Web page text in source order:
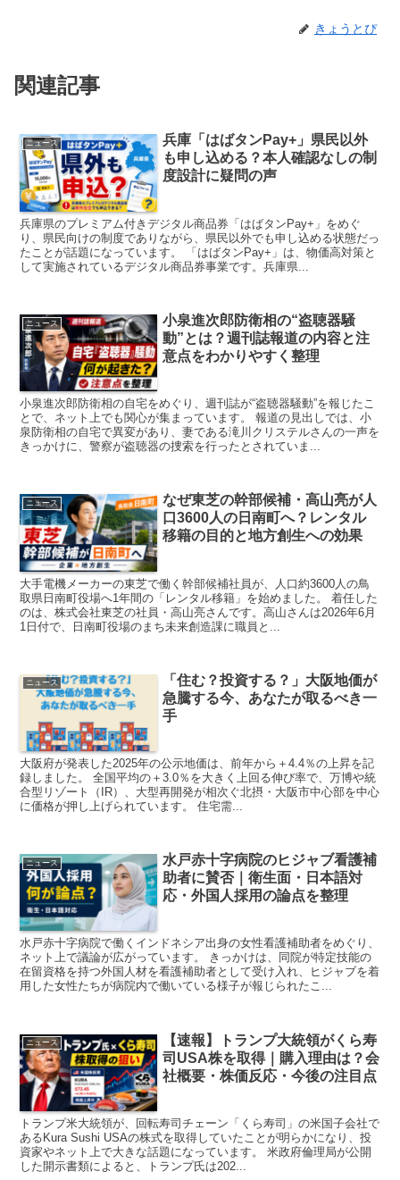
きょうとぴ
関連記事
ニュース
兵庫「はばタンPay+」県民以外
も申し込める？本人確認なしの制
度設計に疑問の声
兵庫県のプレミアム付きデジタル商品券「はばタンPay+」をめぐ
り、県民向けの制度でありながら、県民以外でも申し込める状態だっ
たことが話題になっています。 「はばタンPay+」は、物価高対策と
して実施されているデジタル商品券事業です。兵庫県...
ニュース
小泉進次郎防衛相の“盗聴器騒
動”とは？週刊誌報道の内容と注
意点をわかりやすく整理
小泉進次郎防衛相の自宅をめぐり、週刊誌が“盗聴器騒動”を報じたこ
とで、ネット上でも関心が集まっています。 報道の見出しでは、小
泉防衛相の自宅で異変があり、妻である滝川クリステルさんの一声を
きっかけに、警察が盗聴器の捜索を行ったとされていま...
ニュース
なぜ東芝の幹部候補・高山亮が人
口3600人の日南町へ？レンタル
移籍の目的と地方創生への効果
大手電機メーカーの東芝で働く幹部候補社員が、人口約3600人の鳥
取県日南町役場へ1年間の「レンタル移籍」を始めました。 着任した
のは、株式会社東芝の社員・高山亮さんです。高山さんは2026年6月
1日付で、日南町役場のまち未来創造課に職員と...
ニュース
「住む？投資する？」大阪地価が
急騰する今、あなたが取るべき一
手
大阪府が発表した2025年の公示地価は、前年から＋4.4％の上昇を記
録しました。 全国平均の＋3.0％を大きく上回る伸び率で、万博や統
合型リゾート（IR）、大型再開発が相次ぐ北摂・大阪市中心部を中心
に価格が押し上げられています。 住宅需...
ニュース
水戸赤十字病院のヒジャブ看護補
助者に賛否｜衛生面・日本語対
応・外国人採用の論点を整理
水戸赤十字病院で働くインドネシア出身の女性看護補助者をめぐり、
ネット上で議論が広がっています。 きっかけは、同院が特定技能の
在留資格を持つ外国人材を看護補助者として受け入れ、ヒジャブを着
用した女性たちが病院内で働いている様子が報じられたこ...
ニュース
【速報】トランプ大統領がくら寿
司USA株を取得｜購入理由は？会
社概要・株価反応・今後の注目点
トランプ米大統領が、回転寿司チェーン「くら寿司」の米国子会社で
あるKura Sushi USAの株式を取得していたことが明らかになり、投
資家やネット上で大きな話題になっています。 米政府倫理局が公開
した開示書類によると、トランプ氏は202...